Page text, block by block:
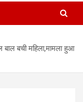
बची महिला,मामला हुआ